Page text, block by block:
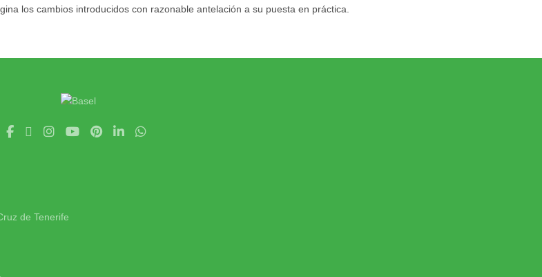
los cambios introducidos con razonable antelación a su puesta en práctica.
de Tenerife